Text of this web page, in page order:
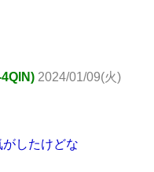
2024/01/09(火)
したけどな